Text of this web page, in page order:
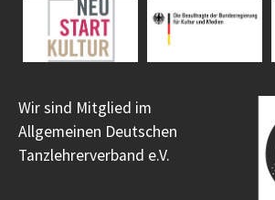
Wir sind Mitglied im
Allgemeinen Deutschen
Tanzlehrerverband e.V.